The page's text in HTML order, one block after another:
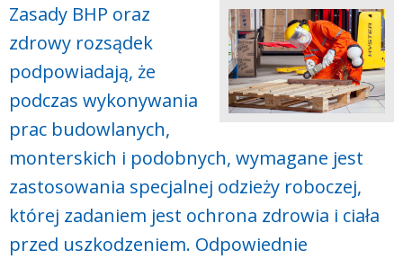
Zasady BHP oraz
zdrowy rozsądek
podpowiadają, że
podczas wykonywania
prac budowlanych,
monterskich i podobnych, wymagane jest
zastosowania specjalnej odzieży roboczej,
której zadaniem jest ochrona zdrowia i ciała
przed uszkodzeniem. Odpowiednie